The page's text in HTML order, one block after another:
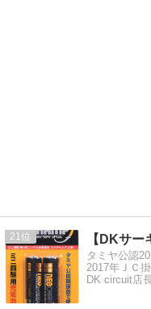
21 【DKサー
タミヤ公認
2017年ＪＣ
DK circuit店